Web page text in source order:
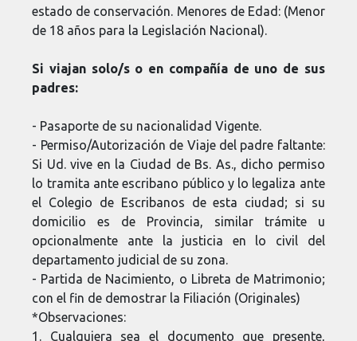
estado de conservación. Menores de Edad: (Menor
de 18 años para la Legislación Nacional).
Si viajan solo/s o en compañía de uno de sus
padres:
- Pasaporte de su nacionalidad Vigente.
- Permiso/Autorización de Viaje del padre faltante:
Si Ud. vive en la Ciudad de Bs. As., dicho permiso
lo tramita ante escribano público y lo legaliza ante
el Colegio de Escribanos de esta ciudad; si su
domicilio es de Provincia, similar trámite u
opcionalmente ante la justicia en lo civil del
departamento judicial de su zona.
- Partida de Nacimiento, o Libreta de Matrimonio;
con el fin de demostrar la Filiación (Originales)
*Observaciones:
1. Cualquiera sea el documento que presente,